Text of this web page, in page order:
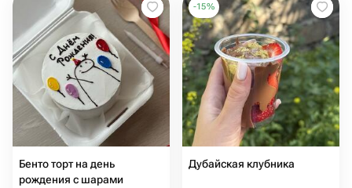
Бенто торт на день
рождения с шарами
-15%
Дубайская клубника